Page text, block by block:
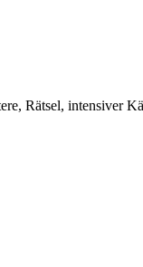
Rätsel, intensiver